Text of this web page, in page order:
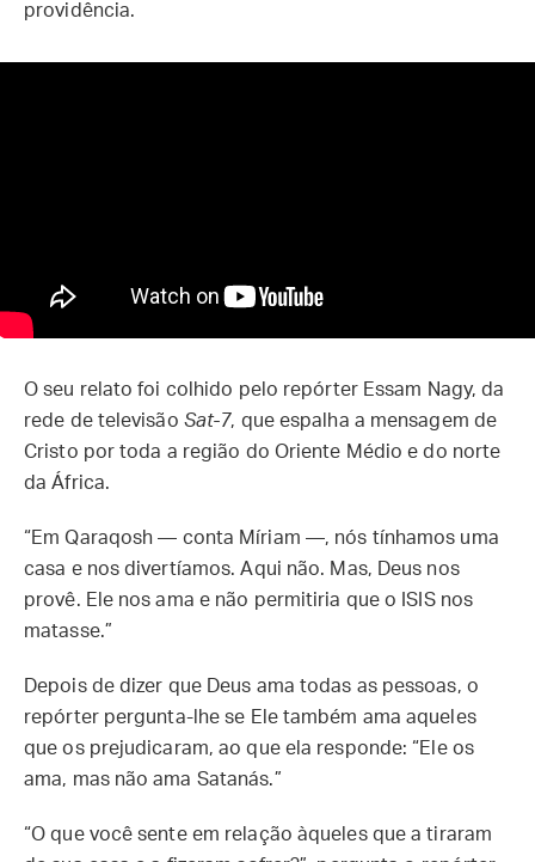
providência.
O seu relato foi colhido pelo repórter Essam Nagy, da
rede de televisão Sat-7, que espalha a mensagem de
Cristo por toda a região do Oriente Médio e do norte
da África.
“Em Qaraqosh — conta Míriam —, nós tínhamos uma
casa e nos divertíamos. Aqui não. Mas, Deus nos
provê. Ele nos ama e não permitiria que o ISIS nos
matasse.”
Depois de dizer que Deus ama todas as pessoas, o
repórter pergunta-lhe se Ele também ama aqueles
que os prejudicaram, ao que ela responde: “Ele os
ama, mas não ama Satanás.”
“O que você sente em relação àqueles que a tiraram